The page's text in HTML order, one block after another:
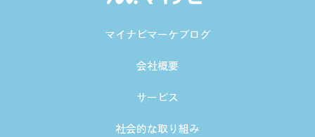
マイナビマーケブログ
会社概要
サービス
社会的な取り組み